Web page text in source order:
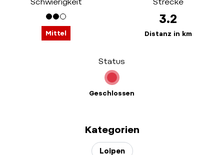
Mittel
3.2
Distanz in km
Status
Geschlossen
Kategorien
Loipen